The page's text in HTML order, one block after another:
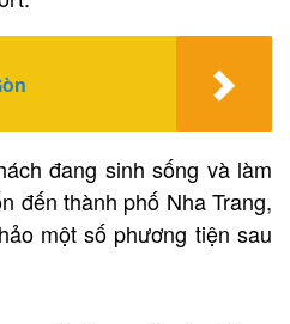
đang sinh sống và làm
đến thành phố Nha Trang,
một số phương tiện sau